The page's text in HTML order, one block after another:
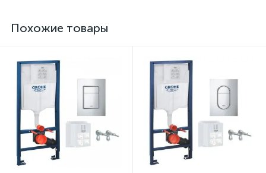
Похожие товары